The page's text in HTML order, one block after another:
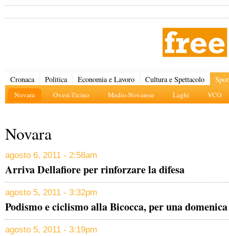
Cronaca Politica Economia e Lavoro Cultura e Spettacolo
Novara Ovest-Ticino Medio-Novarese Laghi VCO
Novara
agosto 6, 2011 - 2:58am
Arriva Dellafiore per rinforzare la difesa
agosto 5, 2011 - 3:32pm
Podismo e ciclismo alla Bicocca, per una
agosto 5, 2011 - 3:19pm